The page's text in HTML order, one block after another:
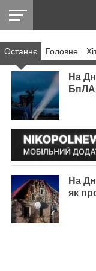
НІКОПОЛЬ
РАЙОН
СІЧЕСЛАВСЬКА
УКРАЇНА
РЕТРО
НІКОПОЛЬ
ЛАЙТ
УКРАЇНА
ДОПОМОГА
Останнє Головнe
На
БпЛА
На
як